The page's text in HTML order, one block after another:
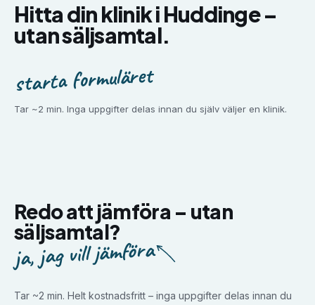
Hitta din klinik iHuddinge–
utan säljsamtal.
starta formuläret
Tar ~2 min. Inga uppgifter delas innan du själv väljer en klinik.
Redo att jämföra – utan
säljsamtal?
ja, jag vill jämföra
Tar ~2 min. Helt kostnadsfritt – inga uppgifter delas innan du